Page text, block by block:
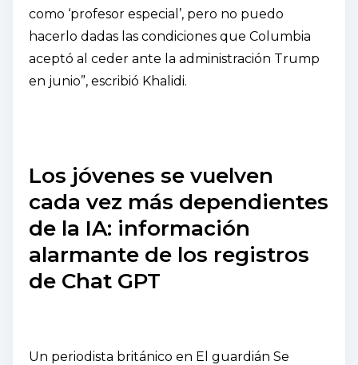
como ‘profesor especial’, pero no puedo
hacerlo dadas las condiciones que Columbia
aceptó al ceder ante la administración Trump
en junio”, escribió Khalidi.
Los jóvenes se vuelven
cada vez más dependientes
de la IA: información
alarmante de los registros
de Chat GPT
Un periodista británico en El guardián Se